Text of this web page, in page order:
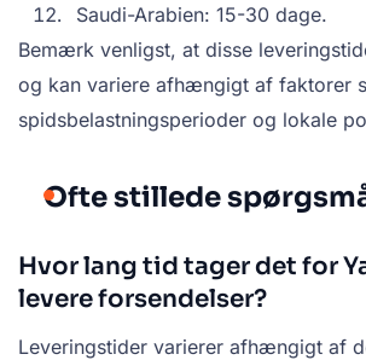
Saudi-Arabien: 15-30 dage.
Bemærk venligst, at disse
og kan variere afhængigt af faktorer
spidsbelastningsperioder og lokale
Ofte stillede
Hvor lang tid tager det for
levere forsendelser?
Leveringstider varierer afhængigt af